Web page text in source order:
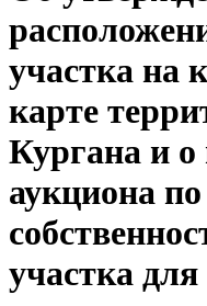
участка на
карте
Кургана и о
аукциона
участка для